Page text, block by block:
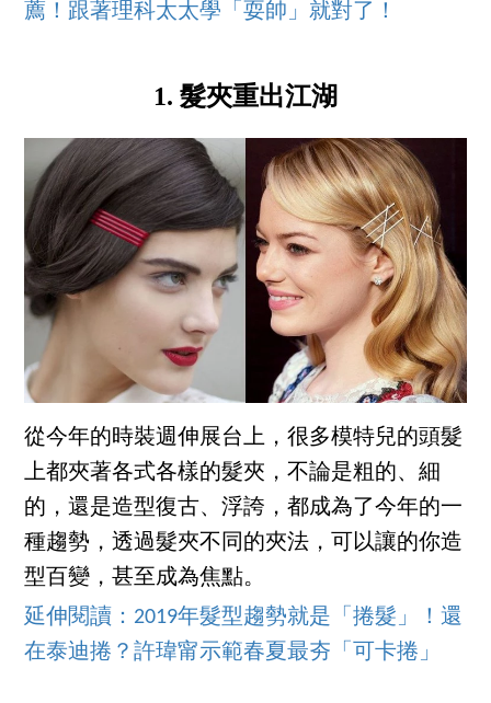
薦！跟著理科太太學「耍帥」就對了！
1. 髮夾重出江湖
從今年的時裝週伸展台上，很多模特兒的頭髮
上都夾著各式各樣的髮夾，不論是粗的、細
的，還是造型復古、浮誇，都成為了今年的一
種趨勢，透過髮夾不同的夾法，可以讓的你造
型百變，甚至成為焦點。
延伸閱讀：2019年髮型趨勢就是「捲髮」！還
在泰迪捲？許瑋甯示範春夏最夯「可卡捲」